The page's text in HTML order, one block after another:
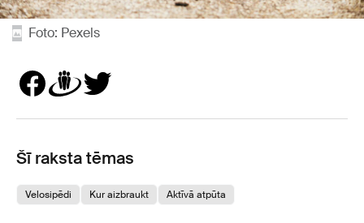
Foto: Pexels
Šī raksta tēmas
Velosipēdi Kur aizbraukt Aktīvā atpūta